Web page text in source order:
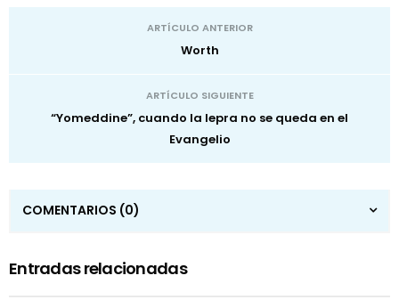
ARTÍCULO ANTERIOR
Worth
ARTÍCULO SIGUIENTE
“Yomeddine”, cuando la lepra no se queda en el
Evangelio
COMENTARIOS (0)
Entradas relacionadas